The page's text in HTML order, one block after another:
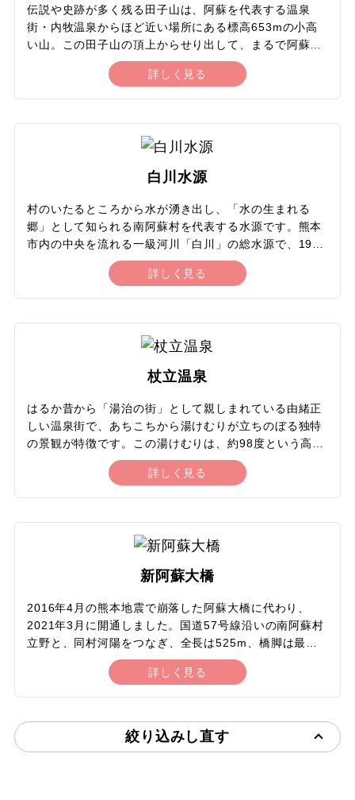
伝説や史跡が多く残る田子山は、阿蘇を代表する温泉
街・内牧温泉からほど近い場所にある標高653mの小高
い山。この田子山の頂上からせり出して、まるで阿蘇の
空へ飛び出すかのようにのびる木のデッキが「そらふね
の桟橋（田子山展望所）」で、絶景スポットとして人気
を集めています。桟橋からは、眼下に内牧温泉街や阿蘇
北外輪山がそびえ、早朝には運が良ければ雲海が一面に
広がることもあります。桟橋が設置された田子山森林公
園には、テーブルと椅子が整備されていて、カフェがオ
ープンしていれば絶景を眺めながらゆったりとティータ
イムを過ごせます。
詳しく見る
白川水源
村のいたるところから水が湧き出し、「水の生まれる
郷」として知られる南阿蘇村を代表する水源です。熊本
市内の中央を流れる一級河川「白川」の総水源で、1985
年に環境庁（今の環境省）の日本名水百選に選定。「く
まもと緑の百景」にも選ばれています。水源地の横の白
川吉見神社には「みつはのめ神」という水神様が祀られ
底の砂を舞い上げながら毎分60tも湧き出ており、湧水地
からすぐに幅5メートルほどの川になるほどの豊富な流
量を誇ります。わき水は自由に飲んだり、持ち帰ったり
もできますし、加熱処理された水や空のボトルも販売さ
れています。
詳しく見る
杖立温泉
はるか昔から「湯治の街」として親しまれている由緒正
しい温泉街で、あちこちから湯けむりが立ちのぼる独特
の景観が特徴です。この湯けむりは、約98度という高温
の源泉から生じる蒸気によるもので、街の26か所に源泉
が点在しています。多くの宿でサウナと温泉の両方の効
果を期待できる「蒸し風呂」を楽しめるほか、自分で野
クな路地裏は「背戸屋（せどや）」と呼ばれ、散策に最
適です。杖立の春の風物詩「鯉のぼり祭り」では、街の
中央を流れる杖立川上空が約3,500匹の色鮮やかな鯉の
ぼりで埋め尽くされ、圧巻の光景が広がります。
詳しく見る
新阿蘇大橋
2016年4月の熊本地震で崩落した阿蘇大橋に代わり、
2021年3月に開通しました。国道57号線沿いの南阿蘇村
立野と、同村河陽をつなぎ、全長は525m、橋脚は最大
の高さ97mで、旧大橋から600m下流に架かっていま
す。複数の橋脚と上部の橋桁を一体化させたPCラーメン
橋で、耐震性にも優れ、歩道も設置されており歩いて渡
「ヨ・ミュール」には休憩所やトイレ、11種類のジェラ
ートが楽しめる売店などが併設。展望所の名称は熊本弁
詳しく見る
絞り込みし直す